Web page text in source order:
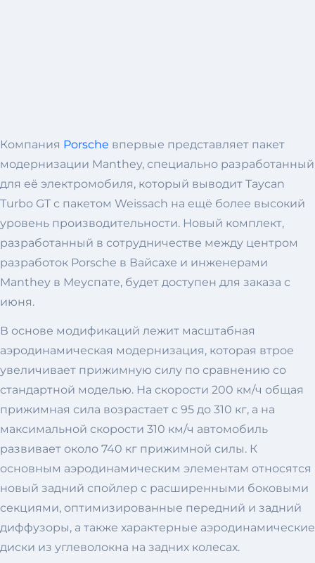
Компания Porsche впервые представляет пакет
модернизации Manthey, специально разработанный
для её электромобиля, который выводит Taycan
Turbo GT с пакетом Weissach на ещё более высокий
уровень производительности. Новый комплект,
разработанный в сотрудничестве между центром
разработок Porsche в Вайсахе и инженерами
Manthey в Меуспате, будет доступен для заказа с
июня.
В основе модификаций лежит масштабная
аэродинамическая модернизация, которая втрое
увеличивает прижимную силу по сравнению со
стандартной моделью. На скорости 200 км/ч общая
прижимная сила возрастает с 95 до 310 кг, а на
максимальной скорости 310 км/ч автомобиль
развивает около 740 кг прижимной силы. К
основным аэродинамическим элементам относятся
новый задний спойлер с расширенными боковыми
секциями, оптимизированные передний и задний
диффузоры, а также характерные аэродинамические
диски из углеволокна на задних колесах.